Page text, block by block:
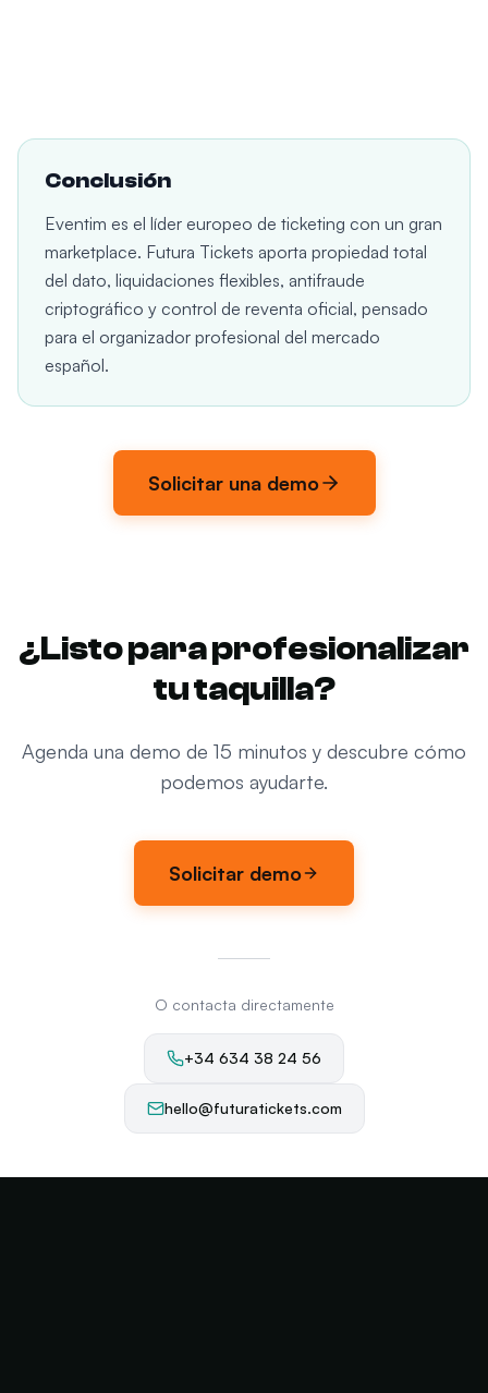
Conclusión
Eventim es el líder europeo de ticketing con un gran
marketplace. Futura Tickets aporta propiedad total
del dato, liquidaciones flexibles, antifraude
criptográfico y control de reventa oficial, pensado
para el organizador profesional del mercado
español.
Solicitar una demo
¿Listo para profesionalizar
tu taquilla?
Agenda una demo de 15 minutos y descubre cómo
podemos ayudarte.
Solicitar demo
O contacta directamente
+34 634 38 24 56
hello@futuratickets.com